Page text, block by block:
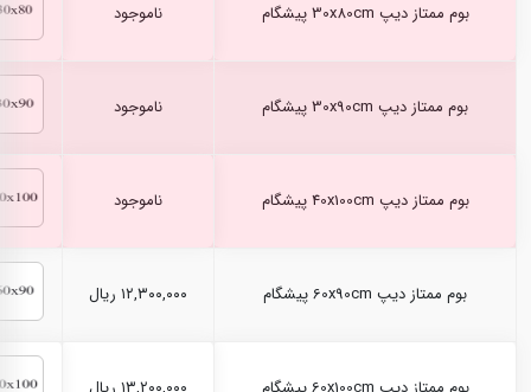
بوم ممتاز دیپ 30x80cm پیشگام ناموجود
بوم ممتاز دیپ 30x90cm پیشگام ناموجود
بوم ممتاز دیپ 40x100cm پیشگام ناموجود
بوم ممتاز دیپ 60x90cm پیشگام ۱۲,۳۰۰,۰۰۰ ریال